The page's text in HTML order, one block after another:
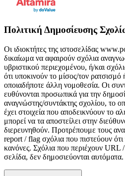
Πολιτική Δημοσίευσης
Οι ιδιοκτήτες της ιστοσελίδας
δικαίωμα να αφαιρούν σχόλια
υβριστικού περιεχομένου, ή/και
ότι υποκινούν το μίσος/τον
οποιαδήποτε άλλη νομοθεσία. Οι
ευθύνονται προσωπικά για την
αναγνώστης/συντάκτης σχολίου, το
έχει στοιχεία που αποδεικνύουν το
μπορεί να τα αποστείλει στην
διερευνηθούν. Προτρέπουμε τους
report / flag σχόλια που πιστεύουν
κανόνες. Σχόλια που περιέχουν URL
σελίδα, δεν δημοσιεύονται αυτόματα.